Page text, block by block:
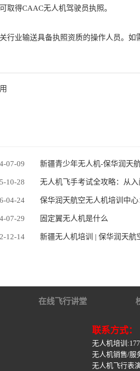
取得CAAC无人机驾驶员执照。
行业输送具备执照资质的操作人员。
07-09 新疆青少年无人机-保华润天
10-28 无人机飞手考试全攻略：从入
04-24 保华润天航空无人机培训中
07-29 固定翼无人机是什么
12-14 新疆无人机培训 | 保华润天
在线飞行讲堂
联系方式：
无人机培训
无人机销售/服
无人机飞行表